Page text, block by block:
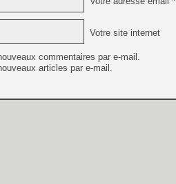
Votre site internet
commentaires par e-mail.
articles par e-mail.